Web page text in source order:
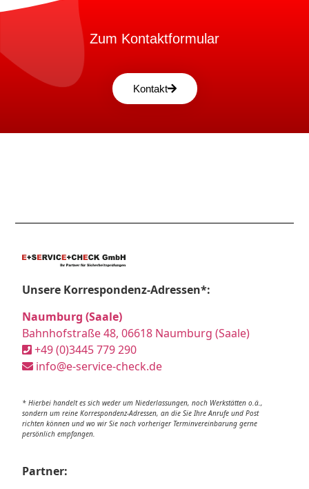
Zum Kontaktformular
Kontakt
Unsere Korrespondenz-Adressen*:
Naumburg (Saale)
Bahnhofstraße 48, 06618 Naumburg (Saale)
+49 (0)3445 779 290
info@e-service-check.de
* Hierbei handelt es sich weder um Niederlassungen, noch Werkstätten o.ä.,
sondern um reine Korrespondenz-Adressen, an die Sie Ihre Anrufe und Post
richten können und wo wir Sie nach vorheriger Terminvereinbarung gerne
persönlich empfangen.
Partner: